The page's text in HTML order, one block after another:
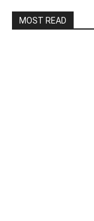
MOST READ